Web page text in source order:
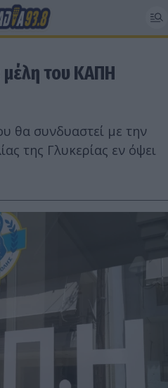
μέλη του ΚΑΠΗ
θα συνδυαστεί με την
της Γλυκερίας εν όψει